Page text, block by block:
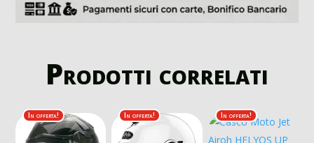
Prodotti correlati
In offerta! In offerta! In offerta!